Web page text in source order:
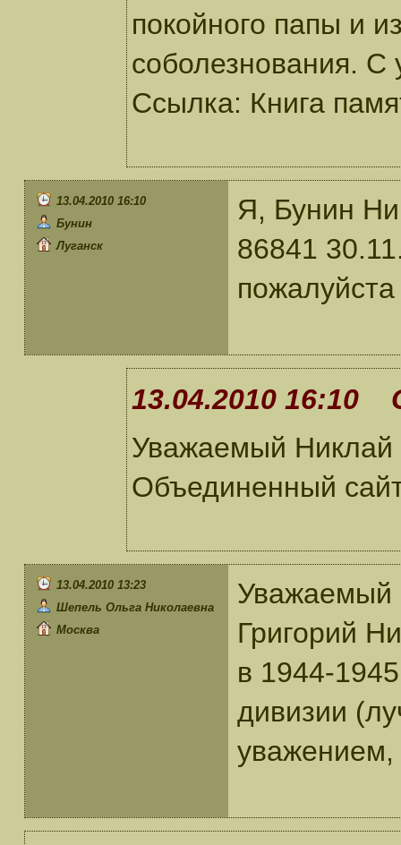
покойного папы и
соболезнования. С
Ссылка: Книга
13.04.2010 16:10
Бунин
Луганск
Я, Бунин
86841
пожалуйста
13.04.2010 16:10
Уважаемый Никлай
Объединенный
13.04.2010 13:23
Шепель Ольга Николаевна
Москва
Уважаемый
Григорий
в 1944-
дивизии
уважением,